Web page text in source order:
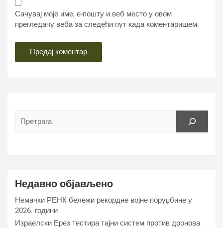
Сачувај моје име, е-пошту и веб место у овом
прегледачу веба за следећи пут када коментаришем.
Недавно објављено
Немачки РЕНК бележи рекордне војне поруџбине у
2026. години
Израелски Ерез тестира тајни систем против дронова